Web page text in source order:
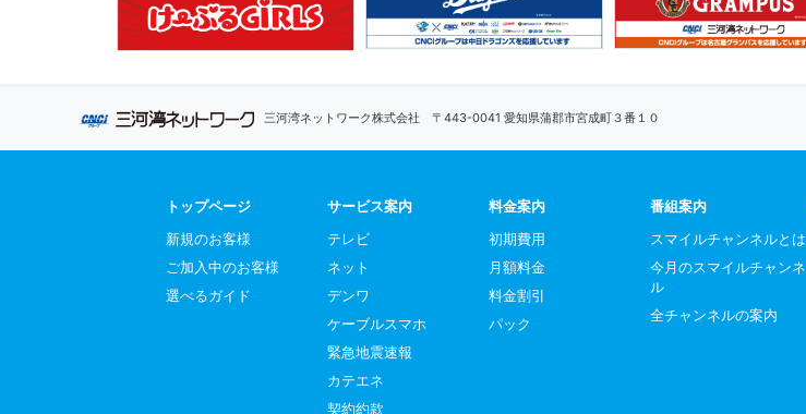
三河湾ネットワーク株式会社 〒443-0041 愛知県蒲郡市宮成町３番１０
トップページ
新規のお客様
ご加入中のお客様
選べるガイド
サービス案内
テレビ
ネット
デンワ
ケーブルスマホ
緊急地震速報
カテエネ
契約約款
料金案内
初期費用
月額料金
料金割引
パック
番組案内
スマイルチャンネルとは
今月のスマイルチャンネ
ル
全チャンネルの案内